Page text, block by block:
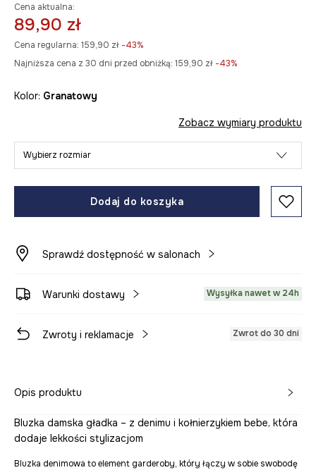
Cena aktualna:
89,90 zł
Cena regularna: 159,90 zł -43%
Najniższa cena z 30 dni przed obniżką: 159,90 zł -43%
Kolor: granatowy
Zobacz wymiary produktu
Wybierz rozmiar
Dodaj do koszyka
Sprawdź dostępność w salonach
Warunki dostawy Wysyłka nawet w 24h
Zwroty i reklamacje Zwrot do 30 dni
Opis produktu
Bluzka damska gładka – z denimu i kołnierzykiem bebe, która
dodaje lekkości stylizacjom
Bluzka denimowa to element garderoby, który łączy w sobie swobodę